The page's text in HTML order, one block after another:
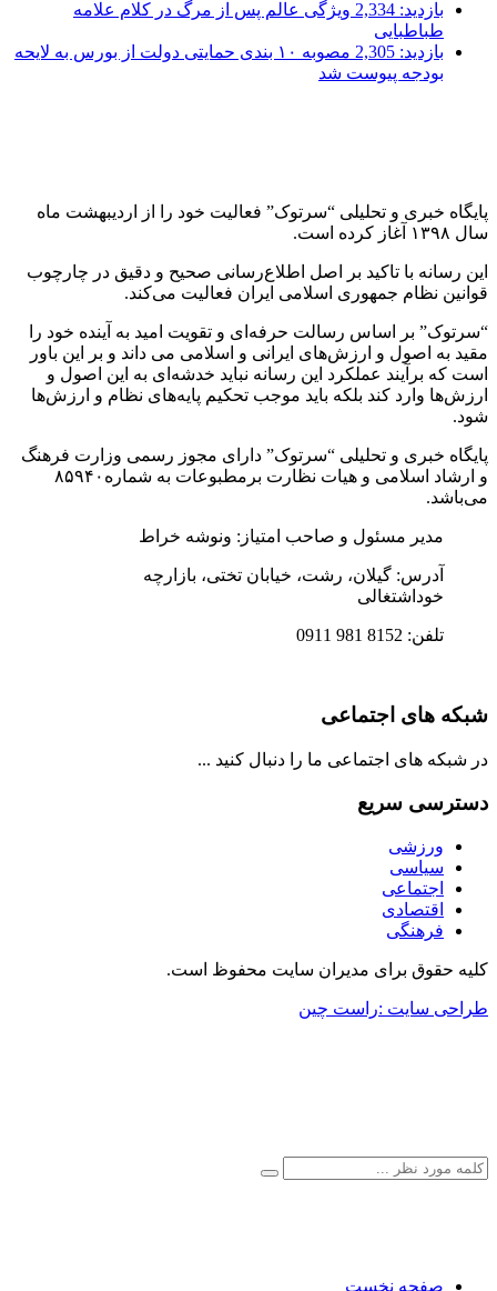
بازدید: 2,334
ویژگی عالم پس از مرگ در کلام علامه
طباطبایی
بازدید: 2,305
مصوبه ۱۰ بندی حمایتی دولت از بورس به لایحه
بودجه پیوست شد
پایگاه خبری و تحلیلی “سرتوک” فعالیت خود را از اردیبهشت ماه
سال ۱۳۹۸ آغاز کرده است.
این رسانه با تاکید بر اصل اطلاع‌رسانی صحیح و دقیق در چارچوب
قوانین نظام جمهوری اسلامی ایران فعالیت می‌کند.
“سرتوک” بر اساس رسالت حرفه‌ای و تقویت امید به آینده خود را
مقید به اصول و ارزش‌های ایرانی و اسلامی می داند و بر این باور
است که برآیند عملکرد این رسانه نباید خدشه‌ای به این اصول و
ارزش‌ها وارد کند بلکه باید موجب تحکیم پایه‌های نظام و ارزش‌ها
شود.
پایگاه خبری و تحلیلی “سرتوک” دارای مجوز رسمی وزارت فرهنگ
و ارشاد اسلامی و هیات نظارت برمطبوعات به شماره۸۵۹۴۰
می‌باشد.
مدیر مسئول و صاحب امتیاز: ونوشه خراط
آدرس: گیلان، رشت، خیابان تختی، بازارچه
خوداشتغالی
تلفن: 8152 981 0911
شبکه های اجتماعی
در شبکه های اجتماعی ما را دنبال کنید ...
دسترسی سریع
ورزشی
سیاسی
اجتماعی
اقتصادی
فرهنگی
کلیه حقوق برای مدیران سایت محفوظ است.
طراحی سایت :راست چین
صفحه نخست